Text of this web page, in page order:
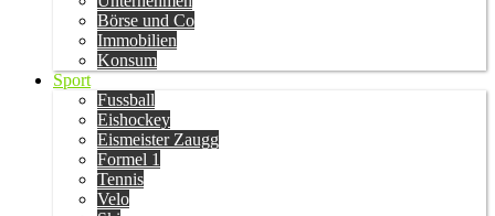
Börse und Co
Immobilien
Konsum
Sport
Fussball
Eishockey
Eismeister Zaugg
Formel 1
Tennis
Velo